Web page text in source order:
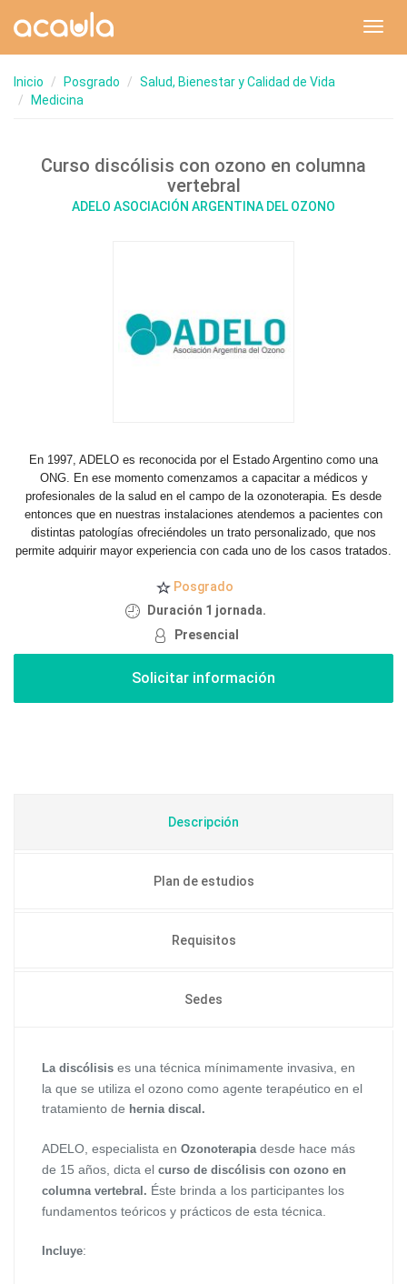
Inicio Posgrado
Salud, Bienestar y Calidad de Vida
Medicina
Curso discólisis con ozono en columna
vertebral
ADELO ASOCIACIÓN ARGENTINA DEL OZONO
En 1997, ADELO es reconocida por el Estado Argentino como una
ONG. En ese momento comenzamos a capacitar a médicos y
profesionales de la salud en el campo de la ozonoterapia. Es desde
entonces que en nuestras instalaciones atendemos a pacientes con
distintas patologías ofreciéndoles un trato personalizado, que nos
permite adquirir mayor experiencia con cada uno de los casos tratados.
Posgrado
Duración 1 jornada.
Presencial
Descripción
Plan de estudios
Requisitos
Sedes
La discólisis es una técnica mínimamente invasiva, en
la que se utiliza el ozono como agente terapéutico en el
tratamiento de hernia discal.
ADELO, especialista en Ozonoterapia desde hace más
de 15 años, dicta el curso de discólisis con ozono en
columna vertebral. Éste brinda a los participantes los
fundamentos teóricos y prácticos de esta técnica.
Incluye: